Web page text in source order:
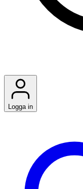
Logga in